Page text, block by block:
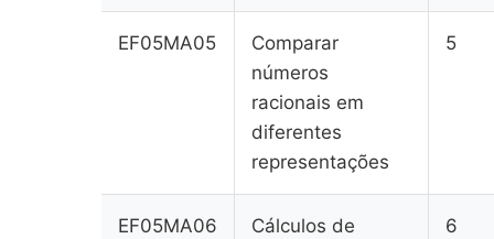
EF05MA05
Comparar
números
racionais em
diferentes
representações
5
EF05MA06
Cálculos de
6